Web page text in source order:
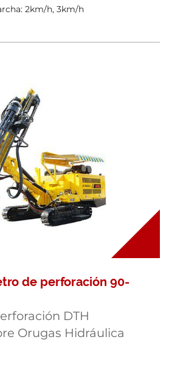
2km/h, 3km/h
de perforación 90-
DTH
Orugas Hidráulica